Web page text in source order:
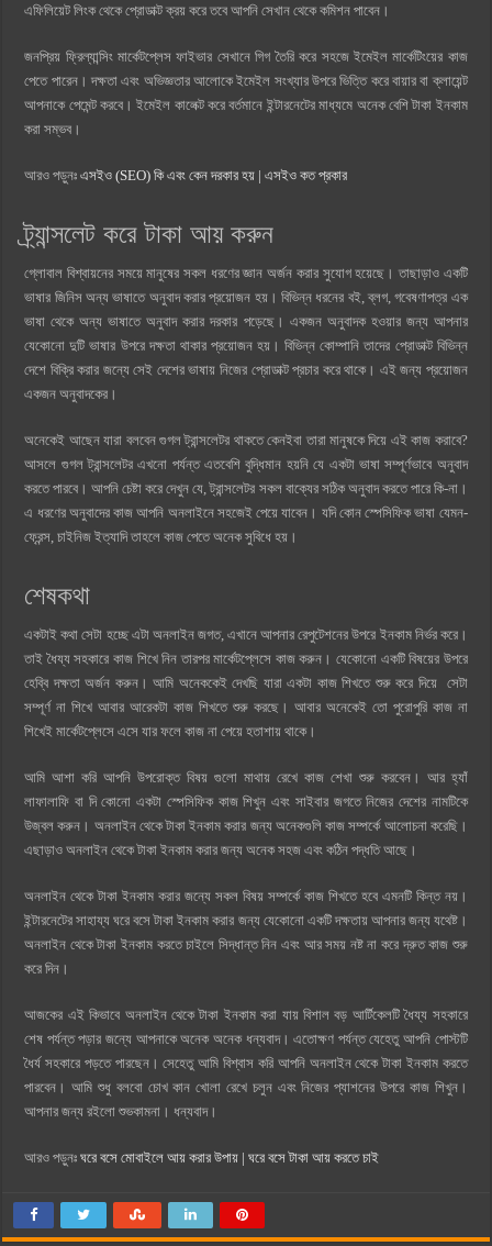
এফিলিয়েট লিংক থেকে প্রোডাক্ট ক্রয় করে তবে আপনি সেখান থেকে কমিশন পাবেন।
জনপ্রিয় ফ্রিল্যান্সিং মার্কেটপ্লেস ফাইভার সেখানে গিগ তৈরি করে সহজে ইমেইল মার্কেটিংয়ের কাজ
পেতে পারেন। দক্ষতা এবং অভিজ্ঞতার আলোকে ইমেইল সংখ্যার উপরে ভিত্তি করে বায়ার বা ক্লায়েন্ট
আপনাকে পেমেন্ট করবে। ইমেইল কালেক্ট করে বর্তমানে ইন্টারনেটের মাধ্যমে অনেক বেশি টাকা ইনকাম
করা সম্ভব।
আরও পড়ুনঃএসইও (SEO) কি এবং কেন দরকার হয় | এসইও কত প্রকার
ট্র্যান্সলেট করে টাকা আয় করুন
গ্লোবাল বিশ্বায়নের সময়ে মানুষের সকল ধরণের জ্ঞান অর্জন করার সুযোগ হয়েছে। তাছাড়াও একটি
ভাষার জিনিস অন্য ভাষাতে অনুবাদ করার প্রয়োজন হয়। বিভিন্ন ধরনের বই, ব্লগ, গবেষণাপত্র এক
ভাষা থেকে অন্য ভাষাতে অনুবাদ করার দরকার পড়েছে। একজন অনুবাদক হওয়ার জন্য আপনার
যেকোনো ‍দুটি ভাষার উপরে দক্ষতা থাকার প্রয়োজন হয়। বিভিন্ন কোম্পানি তাদের প্রোডাক্ট বিভিন্ন
দেশে বিক্রি করার জন্যে সেই দেশের ভাষায় নিজের প্রোডাক্ট প্রচার করে থাকে। এই জন্য প্রয়োজন
একজন অনুবাদকের।
অনেকেই আছেন যারা বলবেন গুগল ট্রান্সলেটর থাকতে কেনইবা তারা মানুষকে দিয়ে এই কাজ করাবে?
আসলে গুগল ট্রান্সলেটর এখনো পর্যন্ত এতবেশি বুদ্ধিমান হয়নি যে একটা ভাষা সম্পূর্ণভাবে অনুবাদ
করতে পারবে। আপনি চেষ্টা করে দেখুন যে, ট্রান্সলেটর সকল বাক্যের সঠিক অনুবাদ করতে পারে কি-না।
এ ধরণের অনুবাদের কাজ আপনি অনলাইনে সহজেই পেয়ে যাবেন। যদি কোন স্পেসিফিক ভাষা যেমন-
ফ্রেন্স, চাইনিজ ইত্যাদি তাহলে কাজ পেতে অনেক সুবিধে হয়।
শেষকথা
একটাই কথা সেটা হচ্ছে এটা অনলাইন জগত, এখানে আপনার রেপুটেশনের উপরে ইনকাম নির্ভর করে।
তাই ধৈয্য সহকারে কাজ শিখে নিন তারপর মার্কেটপ্লেসে কাজ করুন। যেকোনো একটি বিষয়ের ‍উপরে
হেব্বি দক্ষতা অর্জন করুন। আমি অনেককেই দেখছি যারা একটা কাজ শিখতে শুরু করে দিয়ে সেটা
সম্পূর্ণ না শিখে আবার আরেকটা কাজ শিখতে শুরু করছে। আবার অনেকেই তো পুরোপুরি কাজ না
শিখেই মার্কেটপ্লেসে এসে যার ফলে কাজ না পেয়ে হতাশায় থাকে।
আমি আশা করি আপনি উপরোক্ত বিষয় গুলো মাথায় রেখে কাজ শেখা শুরু করবেন। আর হ্যাঁ
লাফালাফি বা দি কোনো একটা স্পেসিফিক কাজ শিখুন এবং সাইবার জগতে নিজের দেশের নামটিকে
উজ্বল করুন। অনলাইন থেকে টাকা ইনকাম করার জন্য অনেকগুলি কাজ সম্পর্কে আলোচনা করেছি।
এছাড়াও অনলাইন থেকে টাকা ইনকাম করার জন্য অনেক সহজ এবং কঠিন ‍পদ্ধতি আছে।
অনলাইন থেকে টাকা ইনকাম করার জন্যে সকল বিষয় সম্পর্কে কাজ শিখতে হবে এমনটি কিন্ত নয়।
ইন্টারনেটের সাহায্য ঘরে বসে টাকা ইনকাম করার জন্য যেকোনো একটি দক্ষতায় আপনার জন্য যথেষ্ট।
অনলাইন থেকে টাকা ইনকাম করতে চাইলে সিদ্ধান্ত নিন এবং আর সময় নষ্ট না করে দ্রুত কাজ শুরু
করে দিন।
আজকের এই কিভাবে অনলাইন থেকে টাকা ইনকাম করা যায় বিশাল বড় আর্টিকেলটি ধৈয্য সহকারে
শেষ পর্যন্ত পড়ার জন্যে আপনাকে অনেক অনেক ধন্যবাদ। এতোক্ষণ পর্যন্ত যেহেতু আপনি পোস্টটি
ধৈর্য সহকারে পড়তে পারছেন। সেহেতু আমি বিশ্বাস করি আপনি অনলাইন থেকে টাকা ইনকাম করতে
পারবেন। আমি শুধু বলবো চোখ কান খোলা রেখে চলুন এবং নিজের প্যাশনের উপরে কাজ শিখুন।
আপনার জন্য রইলো শুভকামনা। ধন্যবাদ।
আরও পড়ুনঃঘরে বসে মোবাইলে আয় করার উপায় | ঘরে বসে টাকা আয় করতে চাই